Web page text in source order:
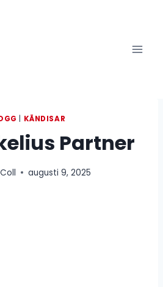
KÄNDISAR
Partner
augusti 9, 2025